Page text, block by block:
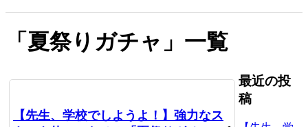
「 夏祭りガチャ 」 一覧
【先生、学校でしようよ！】強力なス
最近の投
稿